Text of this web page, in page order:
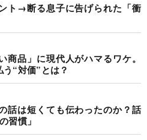
ト→断る息子に告げられた「衝
商品」に現代人がハマるワケ。
“対価”とは？
話は短くても伝わったのか？話
習慣」